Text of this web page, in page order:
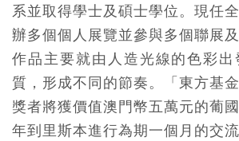
系並取得學士及碩士學位。現任
辦多個個人展覽並參與多個聯展及
作品主要就由人造光線的色彩
質，形成不同的節奏。「東方基
獎者將獲價值澳門幣五萬元的葡
年到里斯本進行為期一個月的交